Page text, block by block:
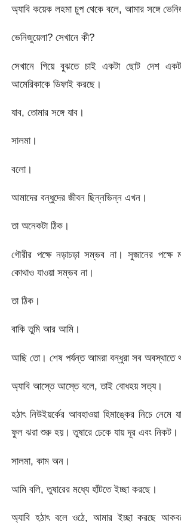
অ্যাবি কয়েক লহমা চুপ থেকে বলে, আমার সঙ্গে
ভেনিজুয়েলা? সেখানে কী?
সেখানে গিয়ে বুঝতে চাই একটা ছোট দেশ
আমেরিকাকে ডিফাই করছে।
যাব, তোমার সঙ্গে যাব।
সালমা।
বলো।
আমাদের বন্ধুদের জীবন ছিন্নভিন্ন এখন।
তা অনেকটা ঠিক।
গৌরীর পক্ষে নড়াচড়া সম্ভব না। সুজানের পক্ষে
কোথাও যাওয়া সম্ভব না।
তা ঠিক।
বাকি তুমি আর আমি।
আছি তো। শেষ পর্যন্ত আমরা বন্ধুরা সব অবস্থাতে
অ্যাবি আস্তে আস্তে বলে, তাই বোধহয় সত্য।
হঠাৎ নিউইয়র্কের আবহাওয়া হিমাঙ্কের নিচে
ফুল ঝরা শুরু হয়। তুষারে ঢেকে যায় দূর এবং নিকট।
সালমা, কাম অন।
আমি বলি, তুষারের মধ্যে হাঁটতে ইচ্ছা করছে।
অ্যাবি হঠাৎ বলে ওঠে, আমার ইচ্ছা করছে